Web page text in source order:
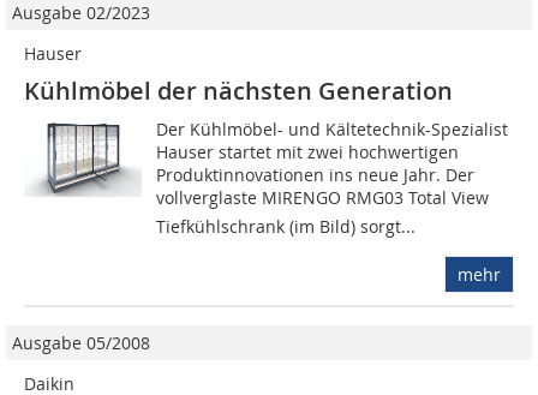
Ausgabe 02/2023
Hauser
Kühlmöbel der nächsten Generation
Der Kühlmöbel- und Kältetechnik-Spezialist
Hauser startet mit zwei hochwertigen
Produktinnovationen ins neue Jahr. Der
vollverglaste MIRENGO RMG03 Total View
Tiefkühlschrank (im Bild) sorgt...
mehr
Ausgabe 05/2008
Daikin